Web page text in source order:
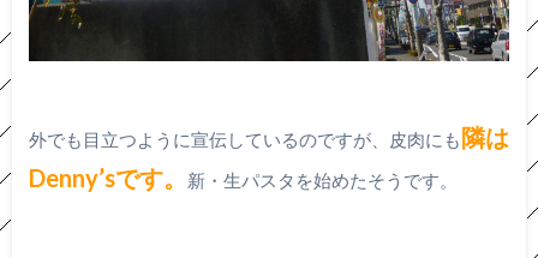
外でも目立つように宣伝しているのですが、皮肉にも隣は
Denny’sです。
新・生パスタを始めたそうです。